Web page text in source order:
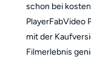
schon bei
PlayerFabVideo
mit der
Filmerlebnis